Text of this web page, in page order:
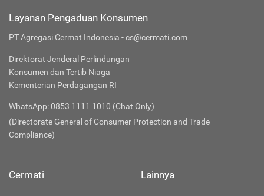
Layanan Pengaduan Konsumen
PT Agregasi Cermat Indonesia - cs@cermati.com
Direktorat Jenderal Perlindungan
Konsumen dan Tertib Niaga
Kementerian Perdagangan RI
WhatsApp: 0853 1111 1010 (Chat Only)
(Directorate General of Consumer Protection and Trade
Compliance)
Cermati Lainnya